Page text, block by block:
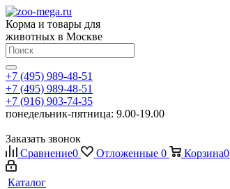
Корма и товары для
животных в Москве
+7 (495) 989-48-51
+7 (495) 989-48-51
+7 (916) 903-74-35
понедельник-пятница: 9.00-19.00
Заказать звонок
Сравнение0 Отложенные 0 Корзина0
Каталог